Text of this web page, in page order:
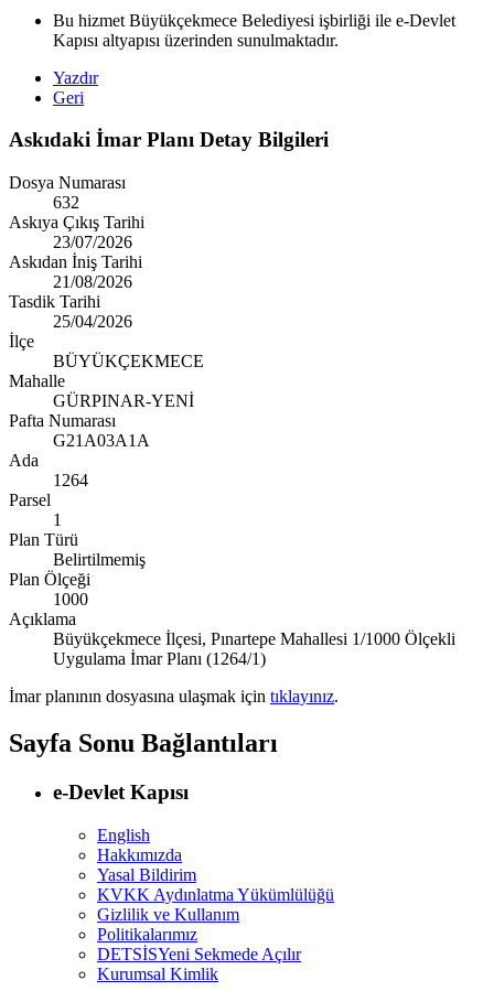
Bu hizmet Büyükçekmece Belediyesi işbirliği ile e-Devlet
Kapısı altyapısı üzerinden sunulmaktadır.
Yazdır
Geri
Askıdaki İmar Planı Detay Bilgileri
Dosya Numarası
632
Askıya Çıkış Tarihi
23/07/2026
Askıdan İniş Tarihi
21/08/2026
Tasdik Tarihi
25/04/2026
İlçe
BÜYÜKÇEKMECE
Mahalle
GÜRPINAR-YENİ
Pafta Numarası
G21A03A1A
Ada
1264
Parsel
1
Plan Türü
Belirtilmemiş
Plan Ölçeği
1000
Açıklama
Büyükçekmece İlçesi, Pınartepe Mahallesi 1/1000 Ölçekli
Uygulama İmar Planı (1264/1)
İmar planının dosyasına ulaşmak için tıklayınız.
Sayfa Sonu Bağlantıları
e-Devlet Kapısı
English
Hakkımızda
Yasal Bildirim
KVKK Aydınlatma Yükümlülüğü
Gizlilik ve Kullanım
Politikalarımız
DETSİSYeni Sekmede Açılır
Kurumsal Kimlik